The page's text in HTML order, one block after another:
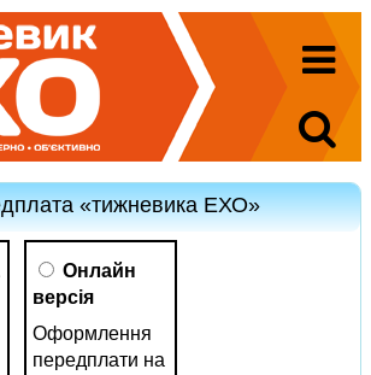
«тижневика ЕХО»
Онлайн
версія
Оформлення
передплати на